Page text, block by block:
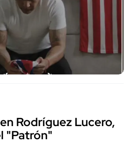
Rodríguez Lucero,
"Patrón"